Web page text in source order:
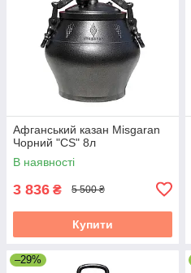
Афганський казан Misgaran
Чорний "CS" 8л
В наявності
3 836 ₴ 5 500 ₴
Купити
–29%